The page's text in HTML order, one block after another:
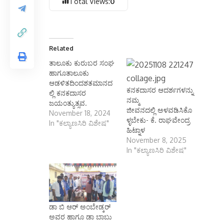
Related
ತಾಲೂಕು ಕುರುಬರ ಸಂಘ
ಹಾಗೂತಾಲೂಕು
ಆಡಳಿತದಿಂದಶತಮಾನದ
ಲ್ಲಿ ಕನಕದಾಸರ
ಜಯಂತ್ಯುತ್ಸವ.
November 18, 2024
In "ಕಲ್ಯಾಣಸಿರಿ ವಿಶೇಷ"
ಕನಕದಾಸರ ಆದರ್ಶಗಳನ್ನು
ನಮ್ಮ
ಜೀವನದಲ್ಲಿ ಅಳವಡಿಸಿಕೊ
ಳ್ಳಬೇಕು- ಕೆ. ರಾಘವೇಂದ್ರ
ಹಿಟ್ನಾಳ
November 8, 2025
In "ಕಲ್ಯಾಣಸಿರಿ ವಿಶೇಷ"
ಡಾ ಬಿ ಆರ್ ಅಂಬೇಡ್ಕರ್
ಅವರ ಹಾಗೂ ಡಾ ಬಾಬು